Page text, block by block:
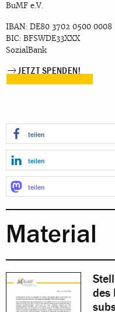
BuMF e.V.
IBAN: DE80 3702 0500
BIC: BFSWDE33XXX
SozialBank
JETZT SPENDEN!
teilen
teilen
teilen
Material
des